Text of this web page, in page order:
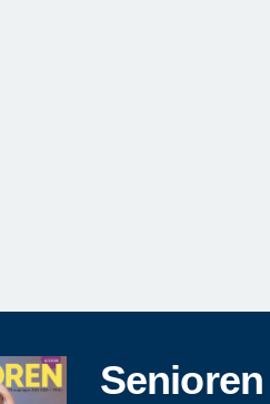
Senioren